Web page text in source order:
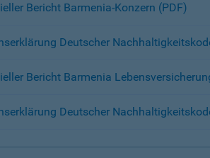
Bericht Barmenia-Konzern (PDF)
Deutscher
Bericht Barmenia
Deutscher